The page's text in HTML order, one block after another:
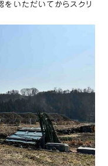
いただいてからスクリ